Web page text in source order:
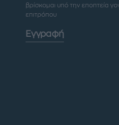
βρίσκομαι υπό την εποπτεία
επιτρόπου
Εγγραφή